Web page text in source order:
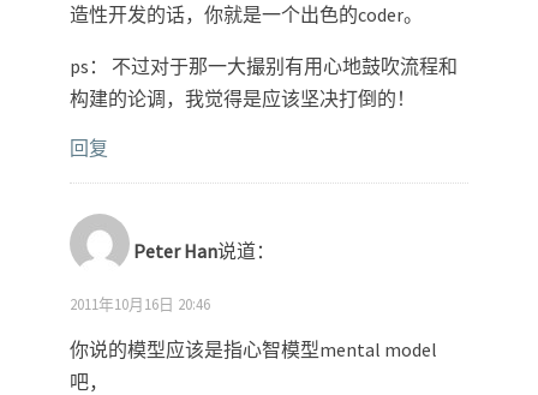
造性开发的话，你就是一个出色的coder。
ps： 不过对于那一大撮别有用心地鼓吹流程和
构建的论调，我觉得是应该坚决打倒的！
回复
Peter Han说道：
2011年10月16日 20:46
你说的模型应该是指心智模型mental model
吧，